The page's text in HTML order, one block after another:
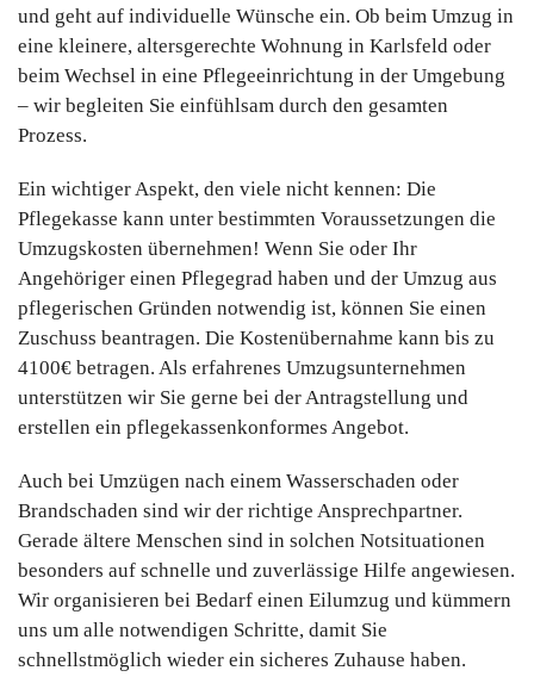
und geht auf individuelle Wünsche ein. Ob beim Umzug in
eine kleinere, altersgerechte Wohnung in Karlsfeld oder
beim Wechsel in eine Pflegeeinrichtung in der Umgebung
– wir begleiten Sie einfühlsam durch den gesamten
Prozess.
Ein wichtiger Aspekt, den viele nicht kennen: Die
Pflegekasse kann unter bestimmten Voraussetzungen die
Umzugskosten übernehmen! Wenn Sie oder Ihr
Angehöriger einen Pflegegrad haben und der Umzug aus
pflegerischen Gründen notwendig ist, können Sie einen
Zuschuss beantragen. Die Kostenübernahme kann bis zu
4100€ betragen. Als erfahrenes Umzugsunternehmen
unterstützen wir Sie gerne bei der Antragstellung und
erstellen ein pflegekassenkonformes Angebot.
Auch bei Umzügen nach einem Wasserschaden oder
Brandschaden sind wir der richtige Ansprechpartner.
Gerade ältere Menschen sind in solchen Notsituationen
besonders auf schnelle und zuverlässige Hilfe angewiesen.
Wir organisieren bei Bedarf einen Eilumzug und kümmern
uns um alle notwendigen Schritte, damit Sie
schnellstmöglich wieder ein sicheres Zuhause haben.